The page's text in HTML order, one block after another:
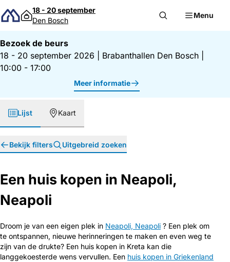
Direct naar inhoud
18 - 20 september
Den Bosch
Menu
Bezoek de beurs
18 - 20 september 2026
Brabanthallen Den Bosch
10:00 - 17:00
Meer informatie
Lijst Kaart
Bekijk filters Uitgebreid zoeken
Een huis kopen in Neapoli,
Neapoli
Droom je van een eigen plek in Neapoli, Neapoli ? Een plek om
te ontspannen, nieuwe herinneringen te maken en even weg te
zijn van de drukte? Een huis kopen in Kreta kan die
langgekoesterde wens vervullen. Een huis kopen in Griekenland